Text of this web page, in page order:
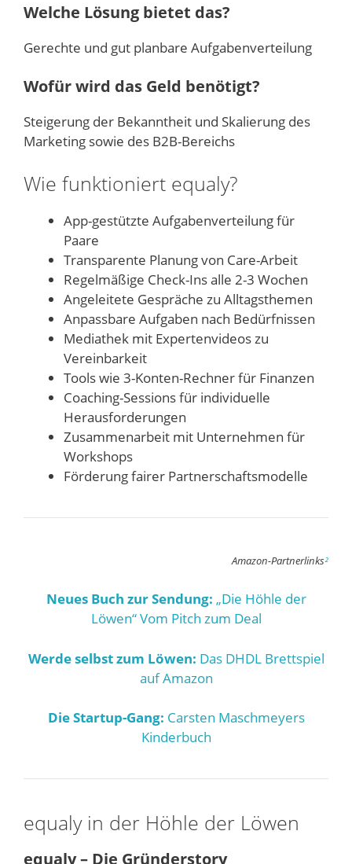
Welche Lösung bietet das?
Gerechte und gut planbare Aufgabenverteilung
Wofür wird das Geld benötigt?
Steigerung der Bekanntheit und Skalierung des
Marketing sowie des B2B-Bereichs
Wie funktioniert equaly?
App-gestützte Aufgabenverteilung für
Paare
Transparente Planung von Care-Arbeit
Regelmäßige Check-Ins alle 2-3 Wochen
Angeleitete Gespräche zu Alltagsthemen
Anpassbare Aufgaben nach Bedürfnissen
Mediathek mit Expertenvideos zu
Vereinbarkeit
Tools wie 3-Konten-Rechner für Finanzen
Coaching-Sessions für individuelle
Herausforderungen
Zusammenarbeit mit Unternehmen für
Workshops
Förderung fairer Partnerschaftsmodelle
Amazon-Partnerlinks²
Neues Buch zur Sendung: „Die Höhle der
Löwen“ Vom Pitch zum Deal
Werde selbst zum Löwen: Das DHDL Brettspiel
auf Amazon
Die Startup-Gang: Carsten Maschmeyers
Kinderbuch
equaly in der Höhle der Löwen
equaly – Die Gründerstory